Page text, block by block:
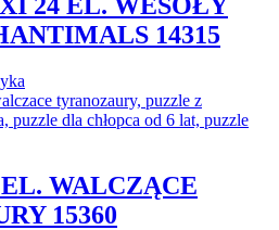
14315
WALCZĄCE
15360